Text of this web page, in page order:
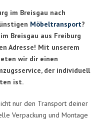
im Breisgau nach
Möbeltransport?
Breisgau aus Freiburg
Adresse! Mit unserem
wir dir einen
der individuell
ist.
nur den Transport deiner
Verpackung und Montage